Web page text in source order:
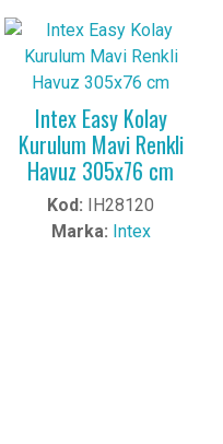
Intex Easy Kolay
Kurulum Mavi Renkli
Havuz 305x76 cm
Kod: IH28120
Marka: Intex